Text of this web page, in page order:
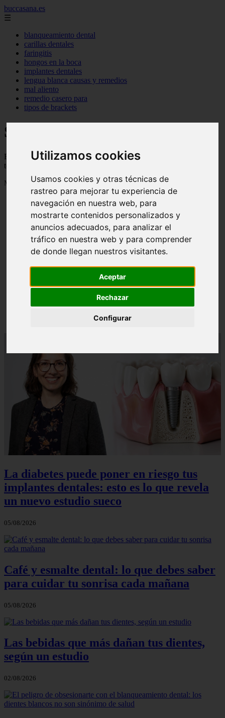
Utilizamos cookies
Usamos cookies y otras técnicas de
rastreo para mejorar tu experiencia de
navegación en nuestra web, para
mostrarte contenidos personalizados y
anuncios adecuados, para analizar el
tráfico en nuestra web y para comprender
de donde llegan nuestros visitantes.
Aceptar
Rechazar
Configurar
buccasana.es
☰
blanqueamiento dental
carillas dentales
faringitis
hongos en la boca
implantes dentales
lengua blanca causas y remedios
mal aliento
remedio casero para
tipos de brackets
Salud dental
Blog sobre salud dental con trucos, consejos e informacion para
tener una boca sana
Mostrando 1 - 24 de 719 artículos
¿Paladar Quemado? 【Trucos Caseros y
La diabetes puede poner en riesgo tus
implantes dentales: esto es lo que revela
un nuevo estudio sueco
05/08/2026
Café y esmalte dental: lo que debes saber
para cuidar tu sonrisa cada mañana
05/08/2026
Las bebidas que más dañan tus dientes,
según un estudio
02/08/2026